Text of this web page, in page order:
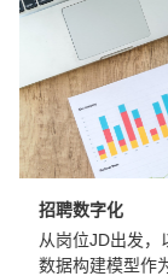
招聘数字化
从岗位JD出发
数据构建模型作